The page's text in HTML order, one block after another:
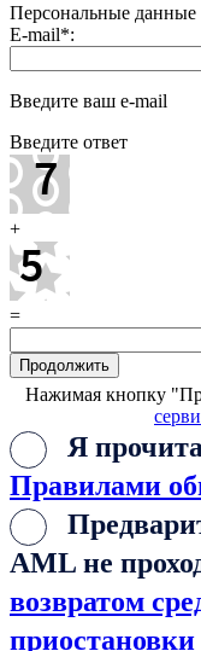
Персональные данные
E-mail*:
Введите ваш e-mail
Введите ответ
+
=
Нажимая кнопку
Я
Правилами
AML не
возвратом